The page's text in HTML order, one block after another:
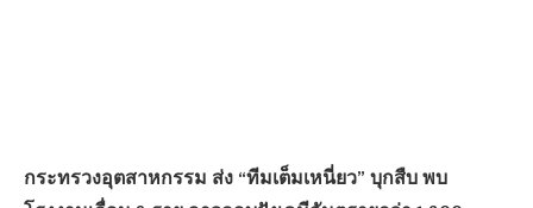
กระทรวงอุตสาหกรรม ส่ง “ทีมเต็มเหนี่ยว” บุกสืบ พบ